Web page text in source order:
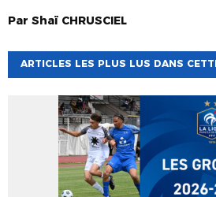
Par Shaï CHRUSCIEL
ARTICLES LES PLUS LUS DANS